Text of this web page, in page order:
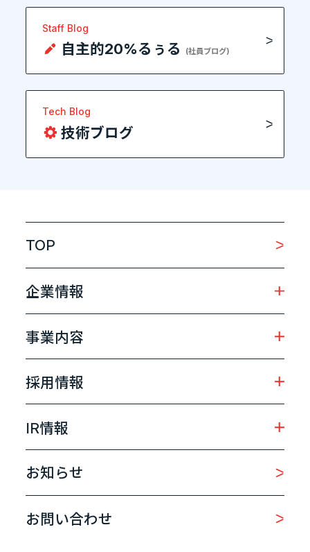
Staff Blog
自主的20%るぅる (社員ブログ)
Tech Blog
技術ブログ
TOP
企業情報
事業内容
採用情報
IR情報
お知らせ
お問い合わせ